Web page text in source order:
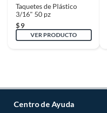
Taquetes de Plástico
3/16" 50 pz
$9
VER PRODUCTO
Centro de Ayuda